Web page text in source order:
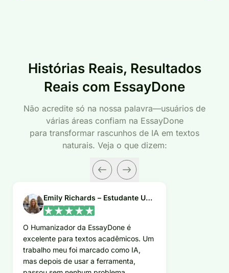
Histórias Reais, Resultados
Reais com EssayDone
Não acredite só na nossa palavra—usuários de
várias áreas confiam na EssayDone
para transformar rascunhos de IA em textos
naturais. Veja o que dizem:
Emily Richards – Estudante Universitária
O Humanizador da EssayDone é
excelente para textos acadêmicos. Um
trabalho meu foi marcado como IA,
mas depois de usar a ferramenta,